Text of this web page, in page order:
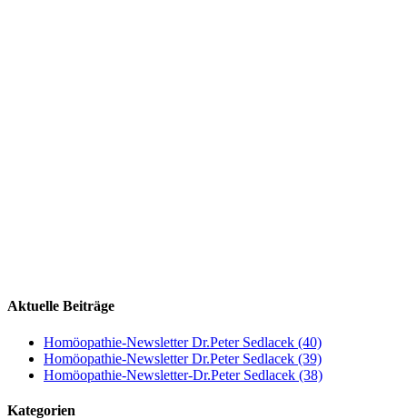
Aktuelle Beiträge
Homöopathie-Newsletter Dr.Peter Sedlacek (40)
Homöopathie-Newsletter Dr.Peter Sedlacek (39)
Homöopathie-Newsletter-Dr.Peter Sedlacek (38)
Kategorien